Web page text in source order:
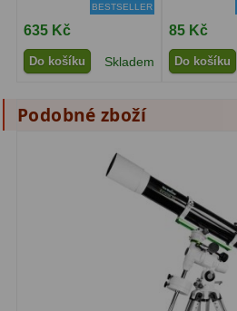
BESTSELLER
635 Kč
Do košíku Skladem
85 Kč
Do košíku
Podobné zboží